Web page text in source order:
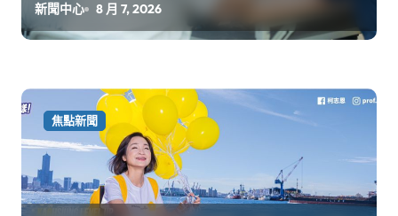
新聞中心 8 月 7, 2026
焦點新聞